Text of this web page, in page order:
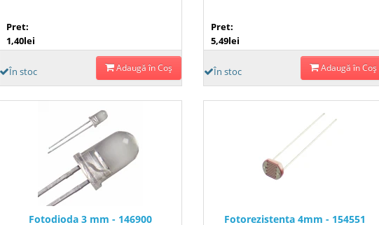
Pret:
1,40lei
În stoc Adaugă în Coş
Pret:
5,49lei
În stoc Adaugă în Coş
Fotodioda 3 mm - 146900 Fotorezistenta 4mm - 154551